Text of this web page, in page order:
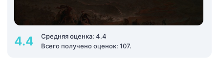
4.4
Средняя оценка: 4.4
Всего получено оценок: 107.